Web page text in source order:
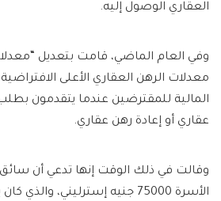
العقاري الوصول إليه.
وفي العام الماضي، قامت بتعديل
معدلات الرهن العقاري الأعلى الافتراضية
المالية للمقترضين عندما يتقدمون
عقاري أو إعادة رهن عقاري.
وقالت في ذلك الوقت إنها تدعي أن سائق
الأسرة 75000 جنيه إسترليني،